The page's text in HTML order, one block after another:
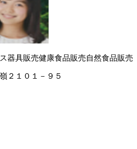
器具販売健康食品販売自然食品販売
２１０１－９５